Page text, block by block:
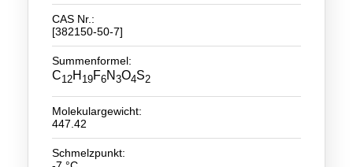
Neue Produkte
Produkthighlights
Funktionsfluide & Additive
CAS Nr.:
[382150-50-7]
Summenformel:
C12H 19F6N 3O4S2
Molekulargewicht:
447.42
Schmelzpunkt: